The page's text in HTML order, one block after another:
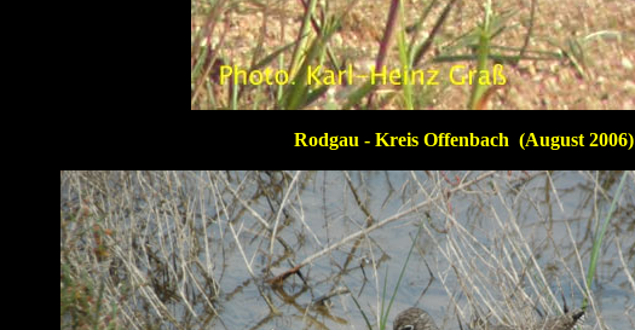
Rodgau - Kreis Offenbach (August 2006)